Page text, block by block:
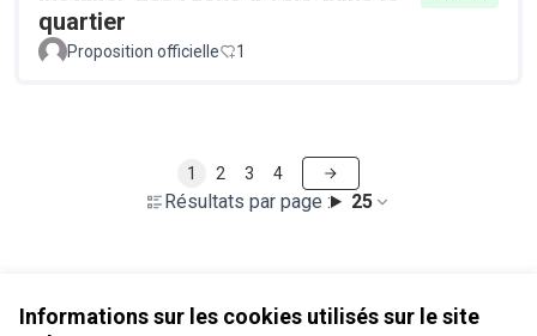
Informations sur les cookies utilisés sur le site
quartier
Proposition officielle 1
Résultats par page : 25
1 2 3 4